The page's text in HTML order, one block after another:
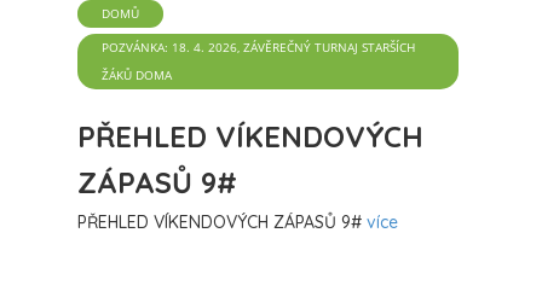
PŘEHLED VÍKENDOVÝCH
ZÁPASŮ 9#
PŘEHLED VÍKENDOVÝCH ZÁPASŮ 9# více
DOMŮ
POZVÁNKA: 18. 4. 2026, ZÁVĚREČNÝ TURNAJ STARŠÍCH
ŽÁKŮ DOMA